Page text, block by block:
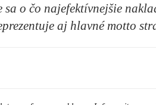
sa o čo najefektívnejšie
aj hlavné motto